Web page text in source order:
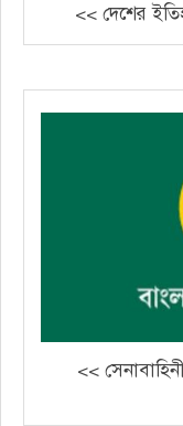
<< দেশের
<<